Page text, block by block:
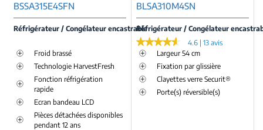
BSSA315E4SFN
Réfrigérateur / Congélateur encastrable
Froid brassé
Technologie HarvestFresh
Fonction réfrigération
rapide
Ecran bandeau LCD
Pièces détachées disponibles
pendant 12 ans
BLSA310M4SN
Réfrigérateur / Congélateur
★★★★★
★★★★★
4.6 | 13 avis
Largeur 54 cm
Fixation par glissière
Clayettes verre Securit®
Porte(s) réversible(s)